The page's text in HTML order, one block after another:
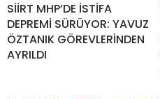
SİİRT MHP’DE İSTİFA
DEPREMİ SÜRÜYOR: YAVUZ
ÖZTANIK GÖREVLERİNDEN
AYRILDI